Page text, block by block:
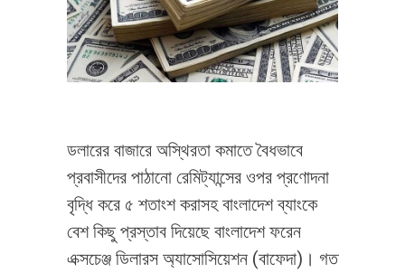
ডলারের বাজারে অস্থিরতা কমাতে বৈধভাবে
প্রবাসীদের পাঠানো রেমিট্যান্সের ওপর প্রণোদনা
বৃদ্ধি করে ৫ শতাংশ করাসহ বাংলাদেশ ব্যাংকে
বেশ কিছু প্রস্তাব দিয়েছে বাংলাদেশ ফরেন
এক্সচেঞ্জ ডিলারস অ্যাসোসিয়েশন (বাফেদা)। গত